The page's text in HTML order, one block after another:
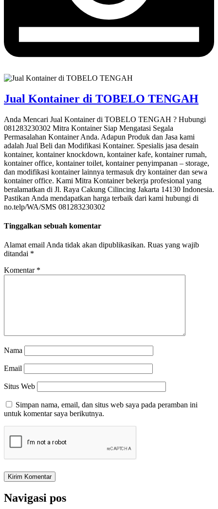
Jual Kontainer di TOBELO TENGAH
Anda Mencari Jual Kontainer di TOBELO TENGAH ? Hubungi
081283230302 Mitra Kontainer Siap Mengatasi Segala
Permasalahan Kontainer Anda. Adapun Produk dan Jasa kami
adalah Jual Beli dan Modifikasi Kontainer. Spesialis jasa desain
kontainer, kontainer knockdown, kontainer kafe, kontainer rumah,
kontainer office, kontainer toilet, kontainer penyimpanan – storage,
dan modifikasi kontainer lainnya termasuk dry kontainer dan sewa
kontainer office. Kami Mitra Kontainer bekerja profesional yang
beralamatkan di Jl. Raya Cakung Cilincing Jakarta 14130 Indonesia.
Pastikan Anda mendapatkan harga terbaik dari kami hubungi di
no.telp/WA/SMS 081283230302
Tinggalkan sebuah komentar
Alamat email Anda tidak akan dipublikasikan. Ruas yang wajib
ditandai *
Komentar *
Nama
Email
Situs Web
Simpan nama, email, dan situs web saya pada peramban ini
untuk komentar saya berikutnya.
Navigasi pos